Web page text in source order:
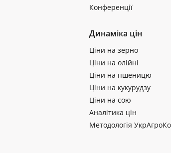
Конференції
Динаміка цін
Ціни на зерно
Ціни на олійні
Ціни на пшеницю
Ціни на кукурудзу
Ціни на сою
Аналітика цін
Методологія